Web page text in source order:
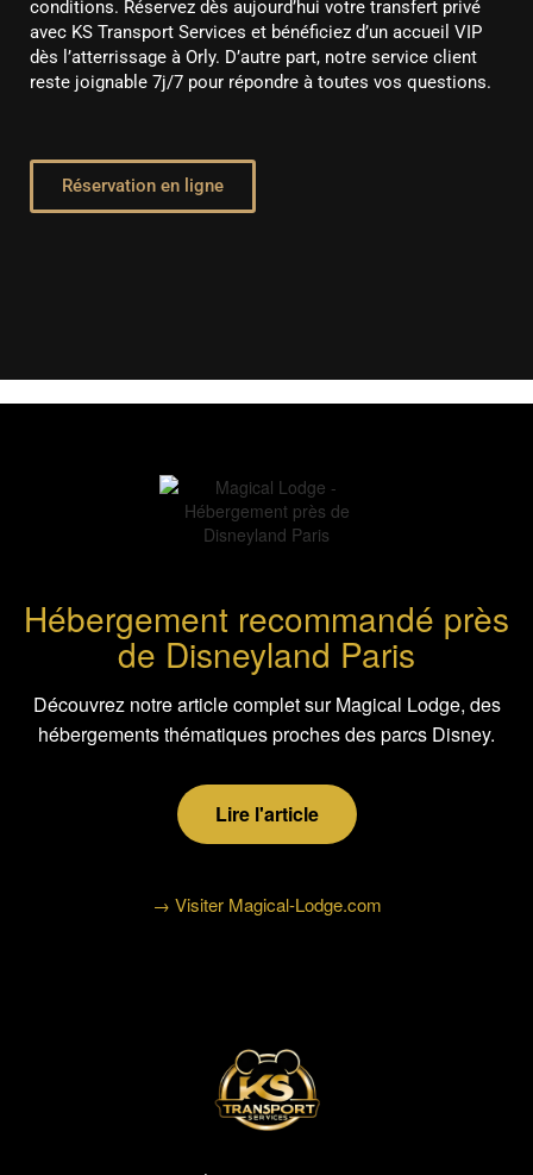
conditions. Réservez dès aujourd’hui votre transfert privé
avec KS Transport Services et bénéficiez d’un accueil VIP
dès l’atterrissage à Orly. D’autre part, notre service client
reste joignable 7j/7 pour répondre à toutes vos questions.
Réservation en ligne
Hébergement recommandé près
de Disneyland Paris
Découvrez notre article complet sur Magical Lodge, des
hébergements thématiques proches des parcs Disney.
Lire l'article
→ Visiter Magical-Lodge.com